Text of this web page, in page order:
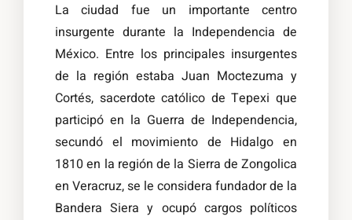
La ciudad fue un importante centro
insurgente durante la Independencia de
México. Entre los principales insurgentes
de la región estaba Juan Moctezuma y
Cortés, sacerdote católico de Tepexi que
participó en la Guerra de Independencia,
secundó el movimiento de Hidalgo en
1810 en la región de la Sierra de Zongolica
en Veracruz, se le considera fundador de la
Bandera Siera y ocupó cargos políticos